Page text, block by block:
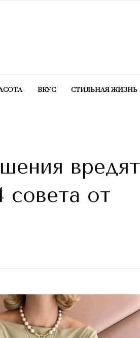
ВКУС СТИЛЬНАЯ ЖИЗНЬ
вредят
от